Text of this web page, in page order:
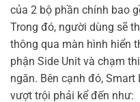
của 2 bộ phần chính bao
Trong đó, người dùng sẽ
thông qua màn hình hiển
phận Side Unit và chạm
ngăn. Bên cạnh đó,
vượt trội phải kể đến như: